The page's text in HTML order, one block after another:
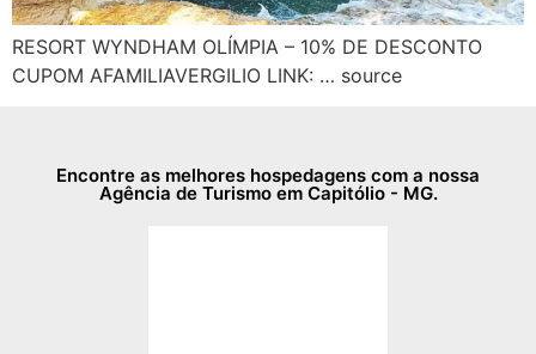
RESORT WYNDHAM OLÍMPIA – 10% DE DESCONTO
CUPOM AFAMILIAVERGILIO LINK: … source
Encontre as melhores hospedagens com a nossa
Agência de Turismo em Capitólio - MG.